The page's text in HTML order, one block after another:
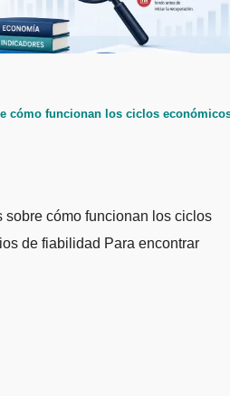
cómo funcionan los ciclos
cómo funcionan los ciclos
de fiabilidad Para encontrar